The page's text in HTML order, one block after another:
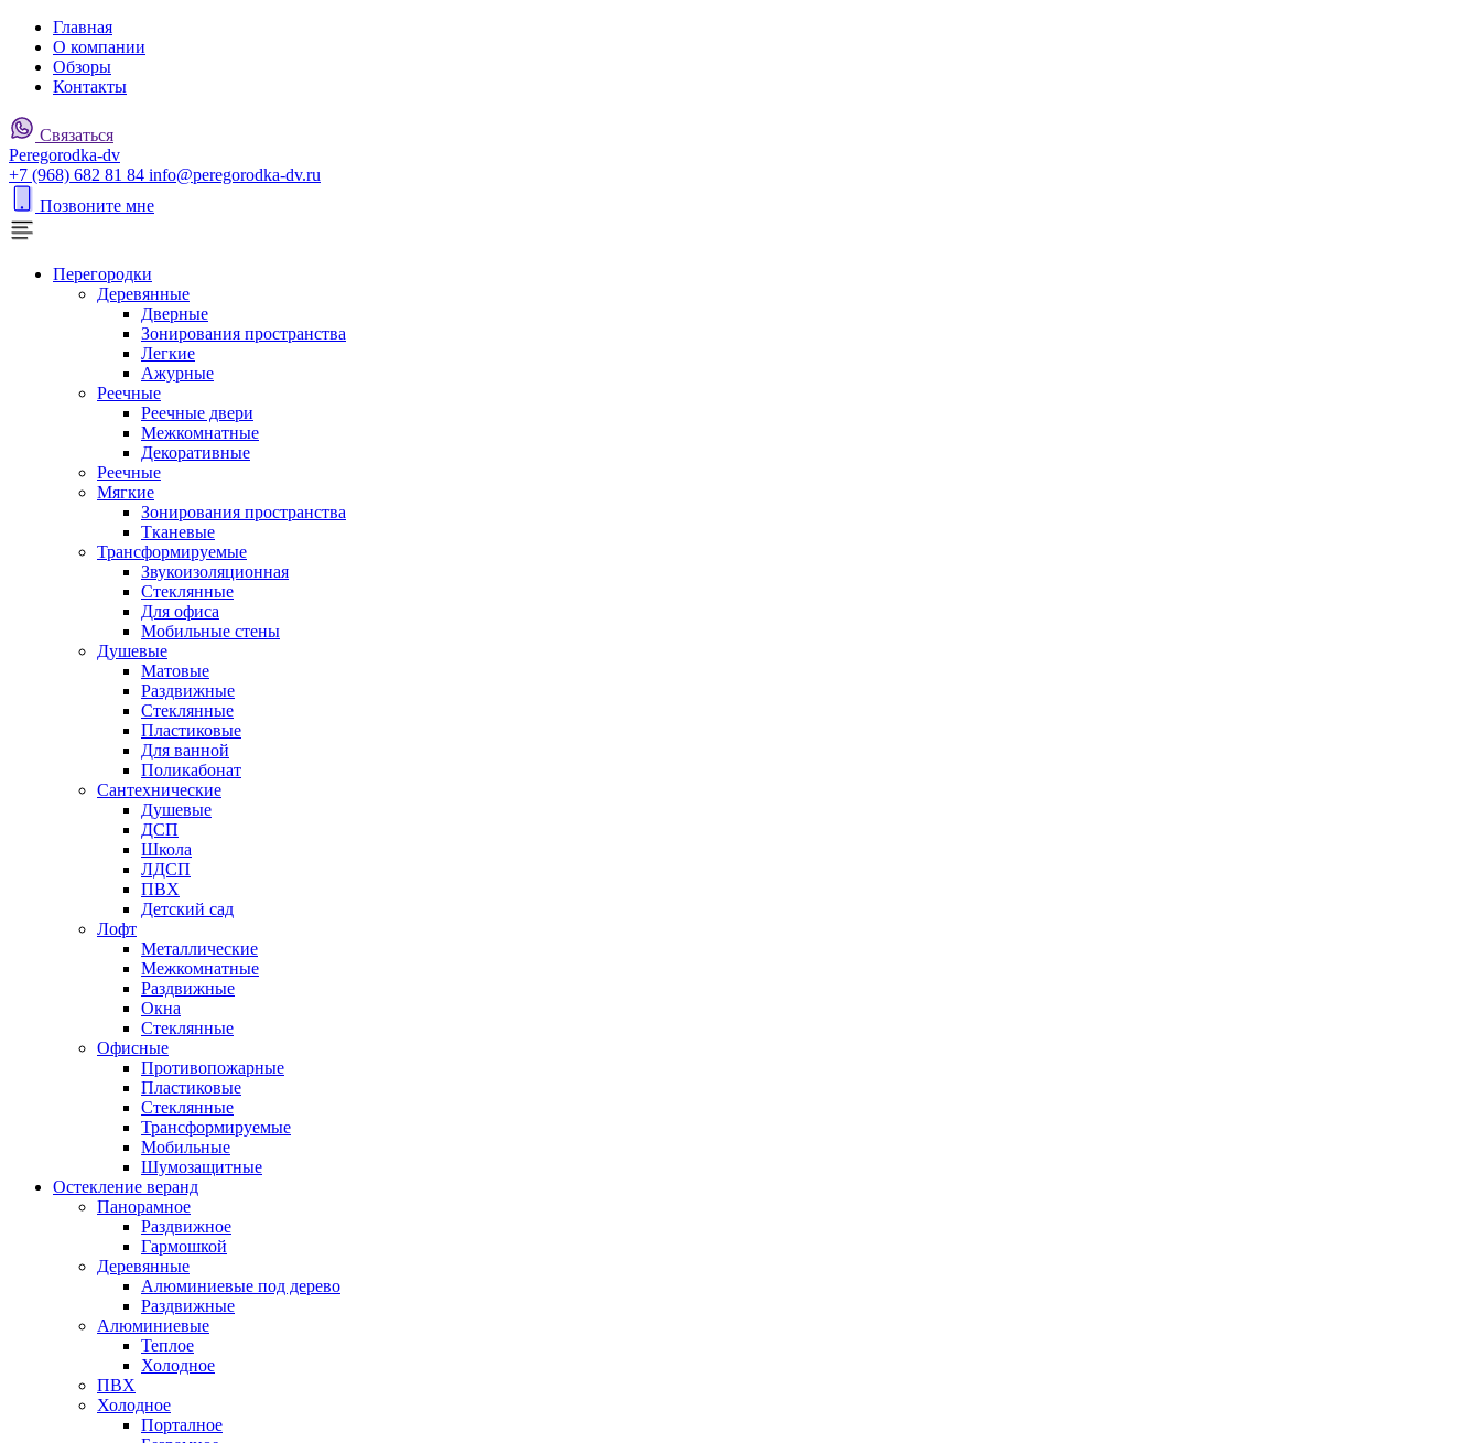
Главная
О компании
Обзоры
Контакты
Связаться
Peregorodka-dv
+7 (968) 682 81 84 info@peregorodka-dv.ru
Позвоните мне
Перегородки
Деревянные
Дверные
Зонирования пространства
Легкие
Ажурные
Реечные
Реечные двери
Межкомнатные
Декоративные
Реечные
Мягкие
Зонирования пространства
Тканевые
Трансформируемые
Звукоизоляционная
Стеклянные
Для офиса
Мобильные стены
Душевые
Матовые
Раздвижные
Стеклянные
Пластиковые
Для ванной
Поликабонат
Сантехнические
Душевые
ДСП
Школа
ЛДСП
ПВХ
Детский сад
Лофт
Металлические
Межкомнатные
Раздвижные
Окна
Стеклянные
Офисные
Противопожарные
Пластиковые
Стеклянные
Трансформируемые
Мобильные
Шумозащитные
Остекление веранд
Панорамное
Раздвижное
Гармошкой
Деревянные
Алюминиевые под дерево
Раздвижные
Алюминиевые
Теплое
Холодное
ПВХ
Холодное
Порталное